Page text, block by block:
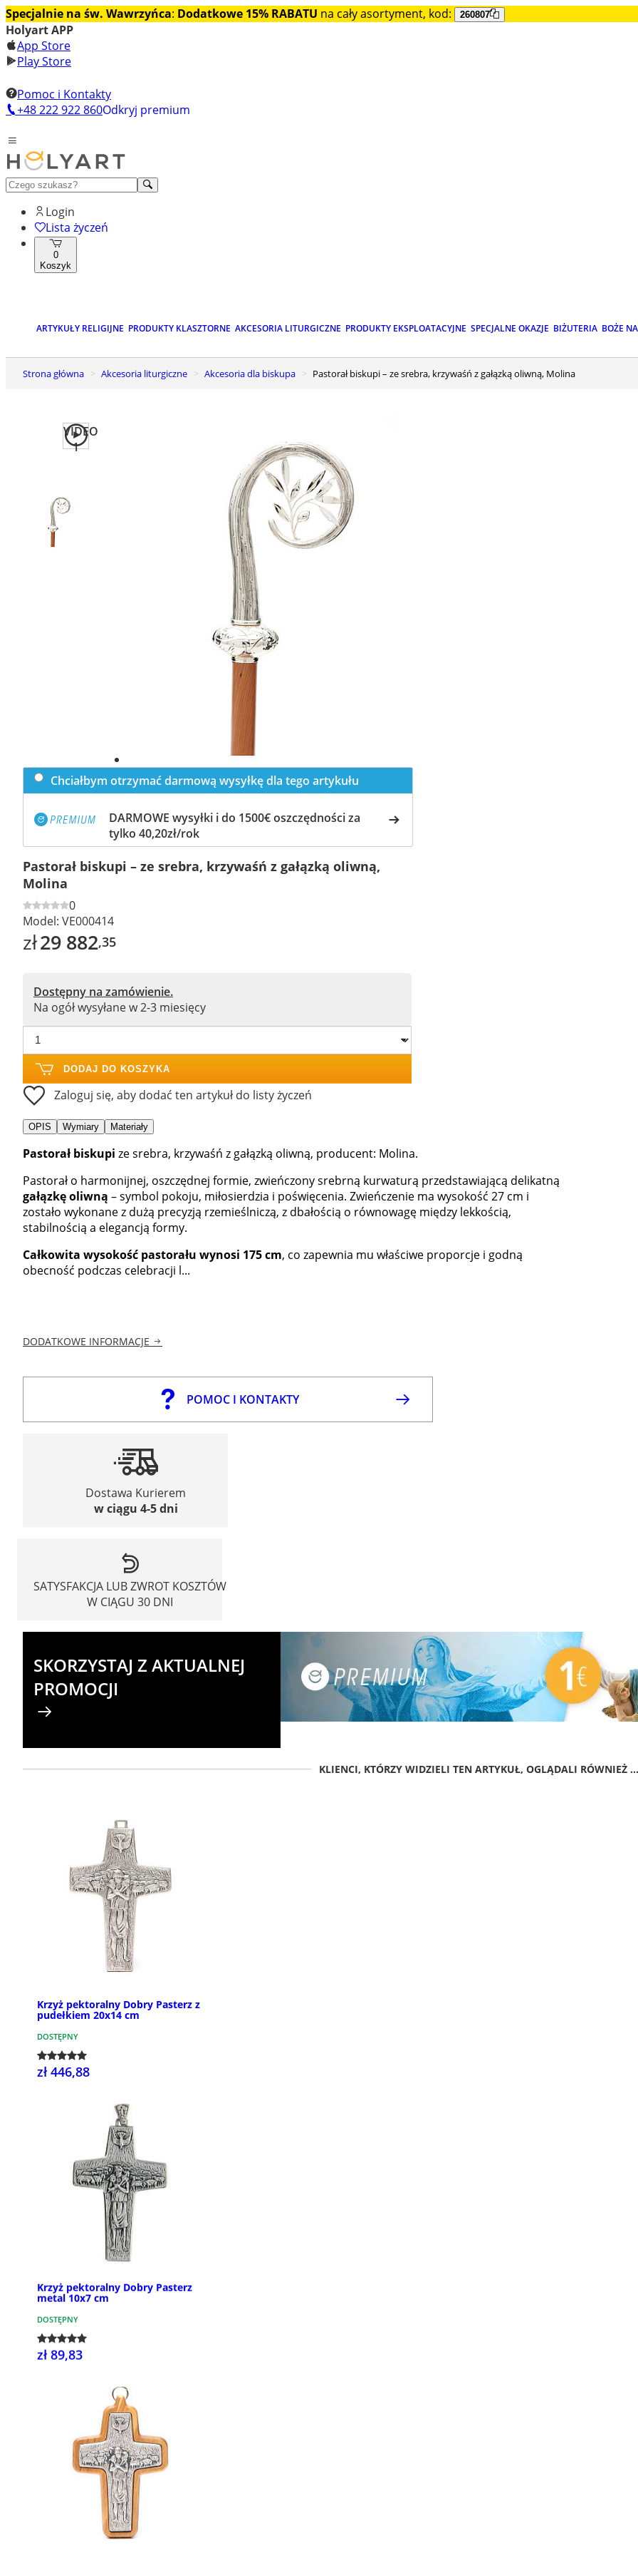
Specjalnie na św. Wawrzyńca: Dodatkowe 15% RABATU na cały asortyment, kod: 260807
Holyart APP
App Store
Play Store
Pomoc i Kontakty
+48 222 922 860Odkryj premium
Login
Lista życzeń
0
Koszyk
ARTYKUŁY RELIGIJNE PRODUKTY KLASZTORNE AKCESORIA LITURGICZNE PRODUKTY EKSPLOATACYJNE SPECJALNE OKAZJE BIŻUTERIA BOŻE
Strona główna Akcesoria liturgiczne Akcesoria dla biskupa Pastorał biskupi – ze srebra, krzywaśń z gałązką oliwną, Molina
VIDEO
1
Chciałbym otrzymać darmową wysyłkę dla tego artykułu
DARMOWE wysyłki i do 1500€ oszczędności za
tylko 40,20zł/rok
Pastorał biskupi – ze srebra, krzywaśń z gałązką oliwną,
Molina
0
Model: VE000414
zł29 882,35
Dostępny na zamówienie.
Na ogół wysyłane w 2-3 miesięcy
DODAJ DO KOSZYKA
Zaloguj się, aby dodać ten artykuł do listy życzeń
OPIS Wymiary Materiały
Pastorał biskupi ze srebra, krzywaśń z gałązką oliwną, producent: Molina.
Pastorał o harmonijnej, oszczędnej formie, zwieńczony srebrną kurwaturą przedstawiającą delikatną
gałązkę oliwną – symbol pokoju, miłosierdzia i poświęcenia. Zwieńczenie ma wysokość 27 cm i
zostało wykonane z dużą precyzją rzemieślniczą, z dbałością o równowagę między lekkością,
stabilnością a elegancją formy.
Całkowita wysokość pastorału wynosi 175 cm, co zapewnia mu właściwe proporcje i godną
obecność podczas celebracji l...
DODATKOWE INFORMACJE
POMOC I KONTAKTY
Dostawa Kurierem
w ciągu 4-5 dni
SATYSFAKCJA LUB ZWROT KOSZTÓW
W CIĄGU 30 DNI
SKORZYSTAJ Z AKTUALNEJ
PROMOCJI
KLIENCI, KTÓRZY WIDZIELI TEN ARTYKUŁ, OGLĄDALI RÓWNIEŻ ...
Krzyż pektoralny Dobry Pasterz z
pudełkiem 20x14 cm
DOSTĘPNY
zł 446,88
Krzyż pektoralny Dobry Pasterz
metal 10x7 cm
DOSTĘPNY
zł 89,83